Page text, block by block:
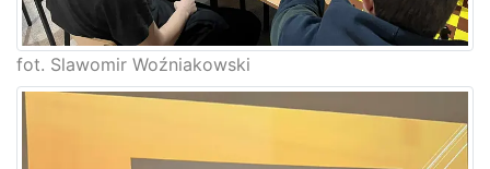
fot. Slawomir Woźniakowski